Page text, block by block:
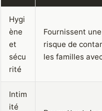
Hygi
ène
et
sécu
rité
Fournissent
risque de
les familles
Intim
ité